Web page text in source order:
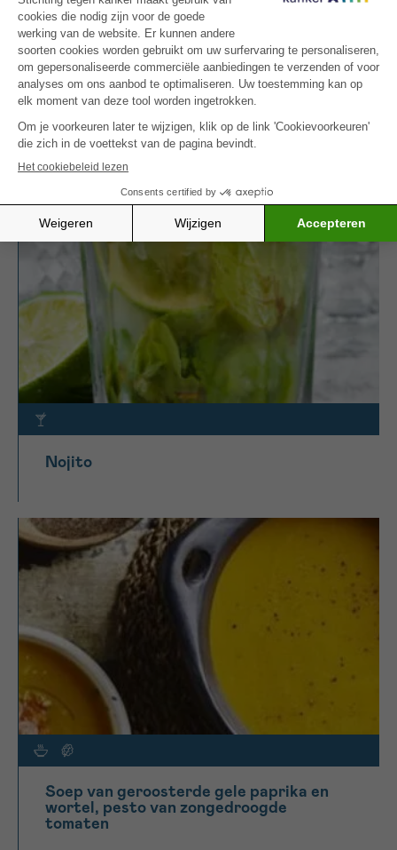
Zin in nog een hartig gerecht met spruitjes?
Probeer dan zeker onzecouscous met lamsvlees
MEER INSPIRATIE
Nojito
Soep van geroosterde gele paprika en
wortel, pesto van zongedroogde
tomaten